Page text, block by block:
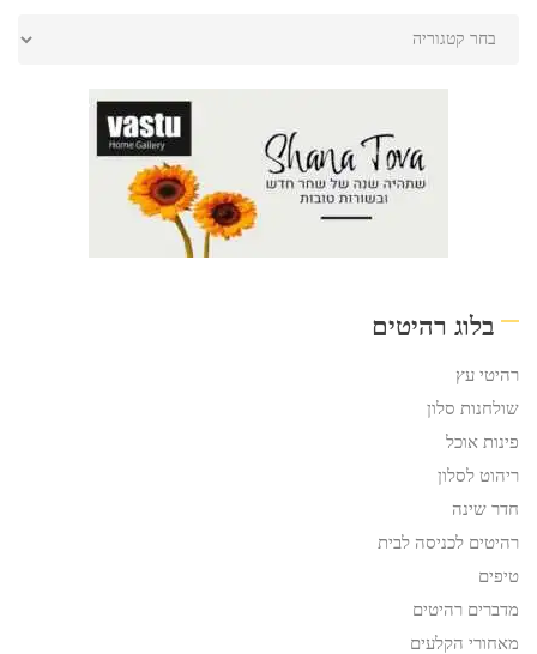
בלוג רהיטים
רהיטי עץ
שולחנות סלון
פינות אוכל
ריהוט לסלון
חדר שינה
רהיטים לכניסה לבית
טיפים
מדברים רהיטים
מאחורי הקלעים